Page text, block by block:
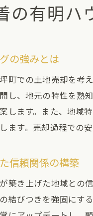
の有明ハ
の強みとは
町での土地売却を考
し、地元の特性を熟
します。また、地域
ます。売却過程での
信頼関係の構築
築き上げた地域との
結びつきを強固にす